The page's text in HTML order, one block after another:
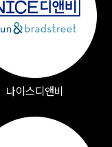
나이스디앤비